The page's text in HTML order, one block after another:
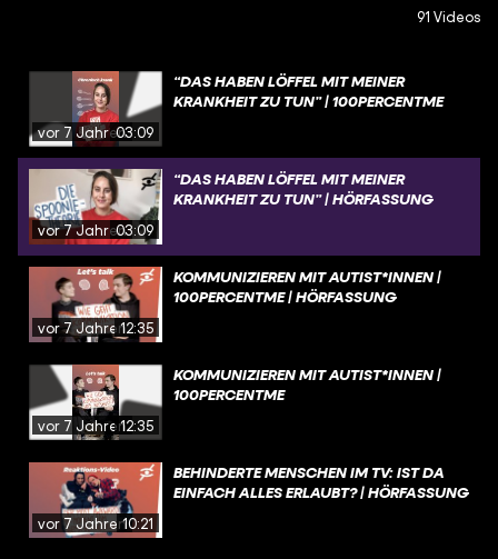
91 Videos
vor 7 Jahren03:09
“DAS HABEN LÖFFEL MIT MEINER
KRANKHEIT ZU TUN” | 100PERCENTME
vor 7 Jahren03:09
“DAS HABEN LÖFFEL MIT MEINER
KRANKHEIT ZU TUN” | HÖRFASSUNG
vor 7 Jahren12:35
KOMMUNIZIEREN MIT AUTIST*INNEN |
100PERCENTME | HÖRFASSUNG
vor 7 Jahren12:35
KOMMUNIZIEREN MIT AUTIST*INNEN |
100PERCENTME
vor 7 Jahren10:21
BEHINDERTE MENSCHEN IM TV: IST DA
EINFACH ALLES ERLAUBT? | HÖRFASSUNG